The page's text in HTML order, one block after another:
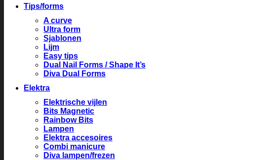
Tips/forms
A curve
Ultra form
Sjablonen
Lijm
Easy tips
Dual Nail Forms / Shape It’s
Diva Dual Forms
Elektra
Elektrische vijlen
Bits Magnetic
Rainbow Bits
Lampen
Elektra accesoires
Combi manicure
Diva lampen/frezen